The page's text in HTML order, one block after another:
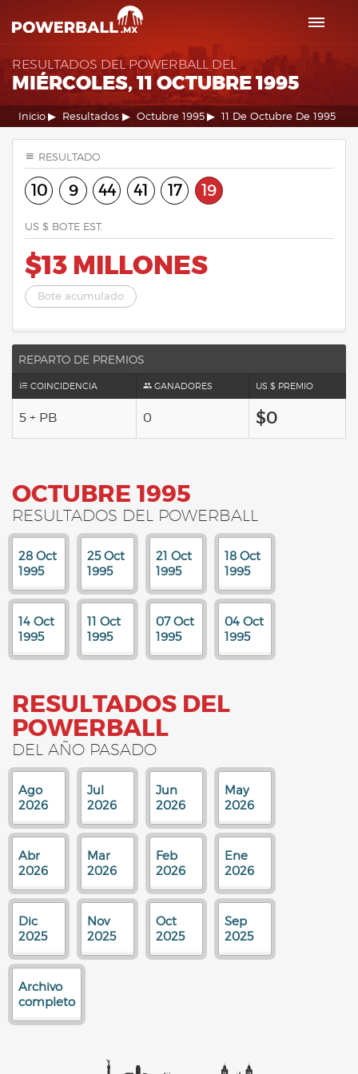
RESULTADOS DEL POWERBALL DEL
MIÉRCOLES, 11 OCTUBRE 1995
Inicio Resultados Octubre 1995 11 De Octubre De 1995
RESULTADO
10 9 44 41 17 19
US $ BOTE EST.
$13 MILLONES
Bote acumulado
REPARTO DE PREMIOS
COINCIDENCIA GANADORES US $ PREMIO
5 + PB 0 $0
OCTUBRE 1995
RESULTADOS DEL POWERBALL
28 Oct
1995
25 Oct
1995
21 Oct
1995
18 Oct
1995
14 Oct
1995
11 Oct
1995
07 Oct
1995
04 Oct
1995
RESULTADOS DEL
POWERBALL
DEL AÑO PASADO
Ago
2026
Jul
2026
Jun
2026
May
2026
Abr
2026
Mar
2026
Feb
2026
Ene
2026
Dic
2025
Nov
2025
Oct
2025
Sep
2025
Archivo
completo